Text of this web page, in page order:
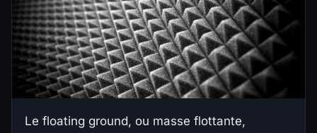
Le floating ground, ou masse flottante,